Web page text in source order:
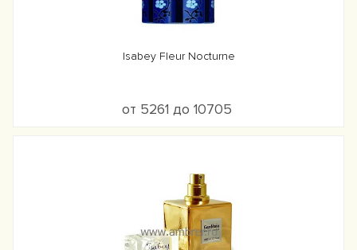
Isabey Fleur Nocturne
от 5261 до 10705